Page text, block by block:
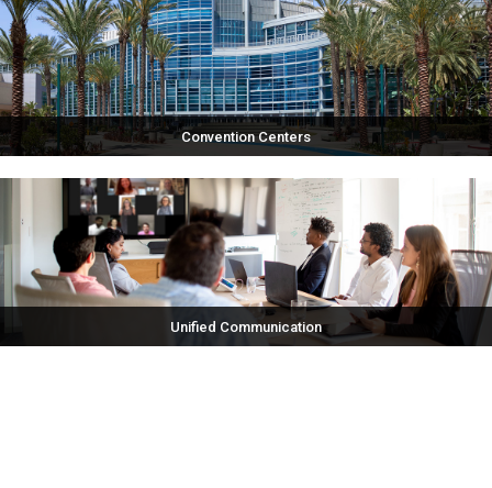
Convention Centers
Unified Communication